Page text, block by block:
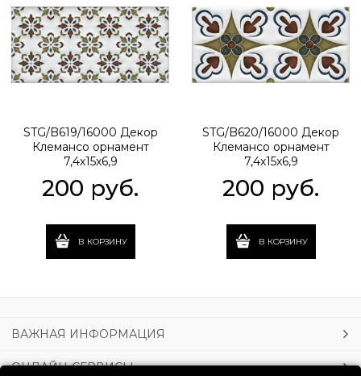
STG/B619/16000 Декор
Клемансо орнамент
7,4х15х6,9
200 руб.
В КОРЗИНУ
STG/B620/16000 Декор
Клемансо орнамент
7,4х15х6,9
200 руб.
В КОРЗИНУ
ВАЖНАЯ ИНФОРМАЦИЯ
ОНЛАЙН-СЕРВИСЫ